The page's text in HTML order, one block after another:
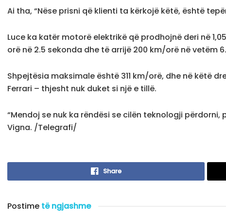
Ai tha, “Nëse prisni që klienti ta kërkojë këtë, është
Luce ka katër motorë elektrikë që prodhojnë deri në
orë në 2.5 sekonda dhe të arrijë 200 km/orë në vetëm
Shpejtësia maksimale është 311 km/orë, dhe në këtë
Ferrari – thjesht nuk duket si një e tillë.
“Mendoj se nuk ka rëndësi se cilën teknologji
Vigna. /Telegrafi/
Share
Postime të ngjashme